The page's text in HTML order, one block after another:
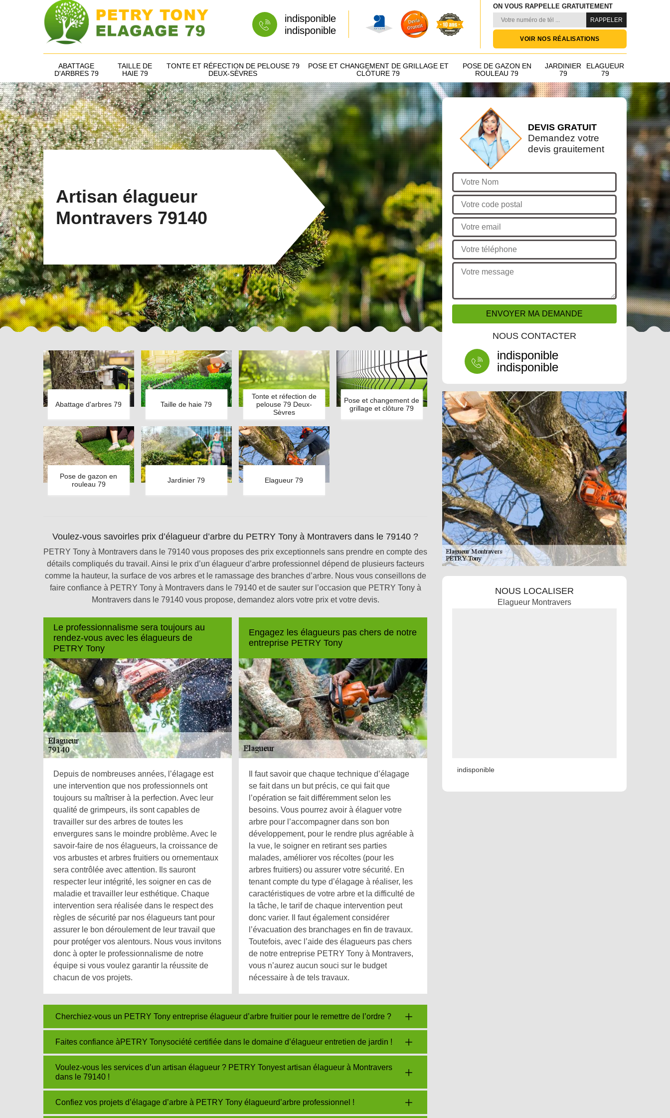
indisponible
indisponible
ON VOUS RAPPELLE GRATUITEMENT
VOIR NOS RÉALISATIONS
ABATTAGE
D'ARBRES 79
TAILLE DE
HAIE 79
TONTE ET RÉFECTION DE PELOUSE 79
DEUX-SÈVRES
POSE ET CHANGEMENT DE GRILLAGE ET
CLÔTURE 79
POSE DE GAZON EN
ROULEAU 79
JARDINIER
79
ELAGUEUR
79
Artisan élagueur
Montravers 79140
Abattage d'arbres 79 Taille de haie 79
Tonte et réfection de
pelouse 79 Deux-
Sèvres
Pose et changement de
grillage et clôture 79
Pose de gazon en
rouleau 79
Jardinier 79 Elagueur 79
Voulez-vous savoirles prix d’élagueur d’arbre du PETRY Tony à Montravers dans le 79140 ?
PETRY Tony à Montravers dans le 79140 vous proposes des prix exceptionnels sans prendre en compte des
détails compliqués du travail. Ainsi le prix d’un élagueur d’arbre professionnel dépend de plusieurs facteurs
comme la hauteur, la surface de vos arbres et le ramassage des branches d’arbre. Nous vous conseillons de
faire confiance à PETRY Tony à Montravers dans le 79140 et de sauter sur l’occasion que PETRY Tony à
Montravers dans le 79140 vous propose, demandez alors votre prix et votre devis.
Le professionnalisme sera toujours au
rendez-vous avec les élagueurs de
PETRY Tony
Depuis de nombreuses années, l’élagage est
une intervention que nos professionnels ont
toujours su maîtriser à la perfection. Avec leur
qualité de grimpeurs, ils sont capables de
travailler sur des arbres de toutes les
envergures sans le moindre problème. Avec le
savoir-faire de nos élagueurs, la croissance de
vos arbustes et arbres fruitiers ou ornementaux
sera contrôlée avec attention. Ils sauront
respecter leur intégrité, les soigner en cas de
maladie et travailler leur esthétique. Chaque
intervention sera réalisée dans le respect des
règles de sécurité par nos élagueurs tant pour
assurer le bon déroulement de leur travail que
pour protéger vos alentours. Nous vous invitons
donc à opter le professionnalisme de notre
équipe si vous voulez garantir la réussite de
chacun de vos projets.
Engagez les élagueurs pas chers de notre
entreprise PETRY Tony
Il faut savoir que chaque technique d’élagage
se fait dans un but précis, ce qui fait que
l’opération se fait différemment selon les
besoins. Vous pourrez avoir à élaguer votre
arbre pour l’accompagner dans son bon
développement, pour le rendre plus agréable à
la vue, le soigner en retirant ses parties
malades, améliorer vos récoltes (pour les
arbres fruitiers) ou assurer votre sécurité. En
tenant compte du type d’élagage à réaliser, les
caractéristiques de votre arbre et la difficulté de
la tâche, le tarif de chaque intervention peut
donc varier. Il faut également considérer
l’évacuation des branchages en fin de travaux.
Toutefois, avec l’aide des élagueurs pas chers
de notre entreprise PETRY Tony à Montravers,
vous n’aurez aucun souci sur le budget
nécessaire à de tels travaux.
Cherchiez-vous un PETRY Tony entreprise élagueur d’arbre fruitier pour le remettre de l’ordre ?
Faites confiance àPETRY Tonysociété certifiée dans le domaine d’élagueur entretien de jardin !
Voulez-vous les services d’un artisan élagueur ? PETRY Tonyest artisan élagueur à Montravers
dans le 79140 !
Confiez vos projets d’élagage d’arbre à PETRY Tony élagueurd’arbre professionnel !
DEVIS GRATUIT
Demandez votre
devis grauitement
NOUS CONTACTER
indisponible
indisponible
NOUS LOCALISER
Elagueur Montravers
indisponible